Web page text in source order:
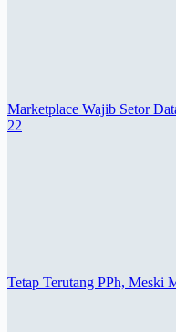
Marketplace Wajib Setor
22
Tetap Terutang PPh, Meski